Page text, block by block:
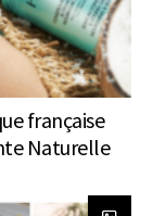
française
Naturelle